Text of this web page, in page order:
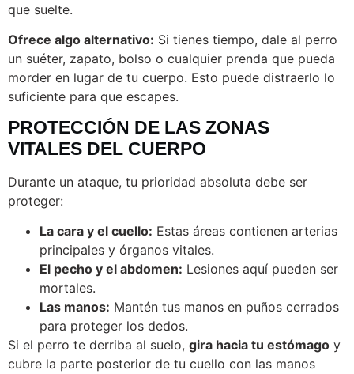
que suelte.
Ofrece algo alternativo: Si tienes tiempo, dale al perro
un suéter, zapato, bolso o cualquier prenda que pueda
morder en lugar de tu cuerpo. Esto puede distraerlo lo
suficiente para que escapes.
PROTECCIÓN DE LAS ZONAS
VITALES DEL CUERPO
Durante un ataque, tu prioridad absoluta debe ser
proteger:
La cara y el cuello: Estas áreas contienen arterias
principales y órganos vitales.
El pecho y el abdomen: Lesiones aquí pueden ser
mortales.
Las manos: Mantén tus manos en puños cerrados
para proteger los dedos.
Si el perro te derriba al suelo, gira hacia tu estómago y
cubre la parte posterior de tu cuello con las manos